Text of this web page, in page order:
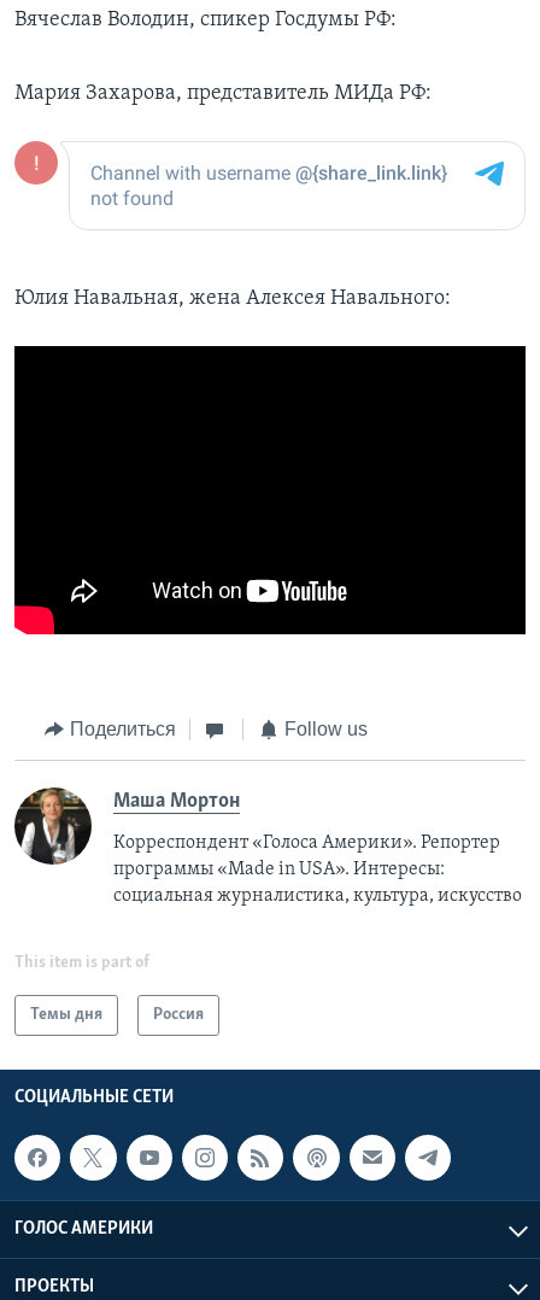
Вячеслав Володин, спикер Госдумы РФ:
Мария Захарова, представитель МИДа РФ:
Юлия Навальная, жена Алексея Навального:
Поделиться Follow us
Маша Мортон
Корреспондент «Голоса Америки». Репортер
программы «Made in USA». Интересы:
социальная журналистика, культура, искусство
This item is part of
Темы дня Россия
СОЦИАЛЬНЫЕ СЕТИ
ГОЛОС АМЕРИКИ
ПРОЕКТЫ